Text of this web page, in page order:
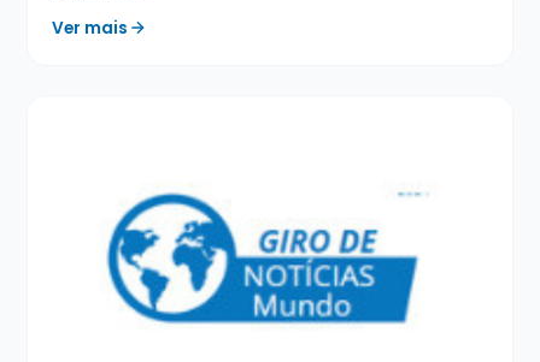
Ver mais